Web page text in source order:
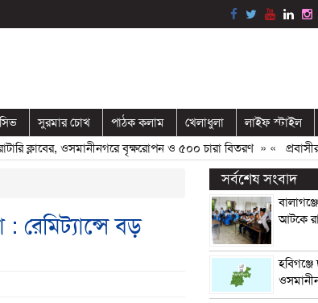
সুরমার চোখ পাঠক কলাম খেলাধুলা লাইফ স্টাইল
ওসমানীনগরে বৃক্ষরোপন ও ৫০০ চারা বিতরণ» «প্রবাসীরা
: রেমিট্যান্সে বড়
সর্বশেষ সংবাদ
আটকে